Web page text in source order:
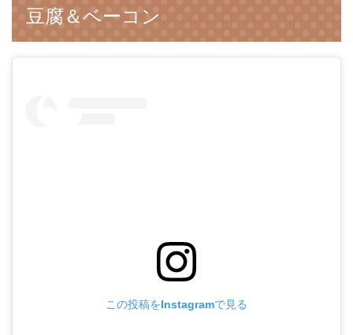
豆腐＆ベーコン
この投稿をInstagramで見る